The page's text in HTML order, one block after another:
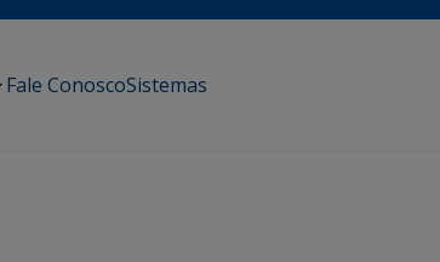
Fale ConoscoSistemas